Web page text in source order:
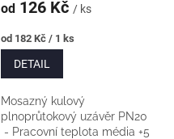
od 126 Kč / ks
Měrná
cena:
od 182 Kč / 1 ks
DETAIL
Mosazný kulový
plnoprůtokový uzávěr PN20
- Pracovní teplota média +5